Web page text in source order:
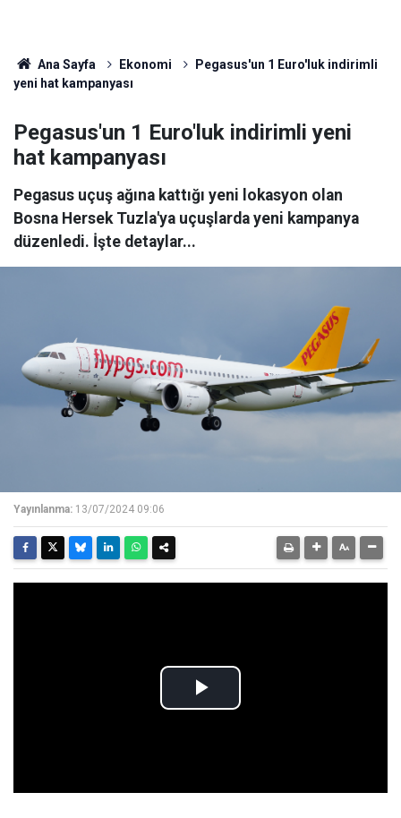
Ana Sayfa Ekonomi
Pegasus'un 1 Euro'luk indirimli
yeni hat kampanyası
Pegasus'un 1 Euro'luk indirimli yeni
hat kampanyası
Pegasus uçuş ağına kattığı yeni lokasyon olan
Bosna Hersek Tuzla'ya uçuşlarda yeni kampanya
düzenledi. İşte detaylar...
Yayınlanma: 13/07/2024 09:06